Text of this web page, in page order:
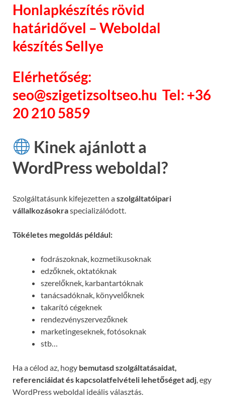
Honlapkészítés rövid
határidővel – Weboldal
készítés Sellye
Elérhetőség:
seo@szigetizsoltseo.hu Tel: +36
20 210 5859
Kinek ajánlott a
WordPress weboldal?
Szolgáltatásunk kifejezetten aszolgáltatóipari
vállalkozásokraspecializálódott.
Tökéletes megoldás például:
fodrászoknak, kozmetikusoknak
edzőknek, oktatóknak
szerelőknek, karbantartóknak
tanácsadóknak, könyvelőknek
takarító cégeknek
rendezvényszervezőknek
marketingeseknek, fotósoknak
stb…
Ha a célod az, hogy bemutasd szolgáltatásaidat,
referenciáidat és kapcsolatfelvételi lehetőséget adj , egy
WordPress weboldal ideális választás.